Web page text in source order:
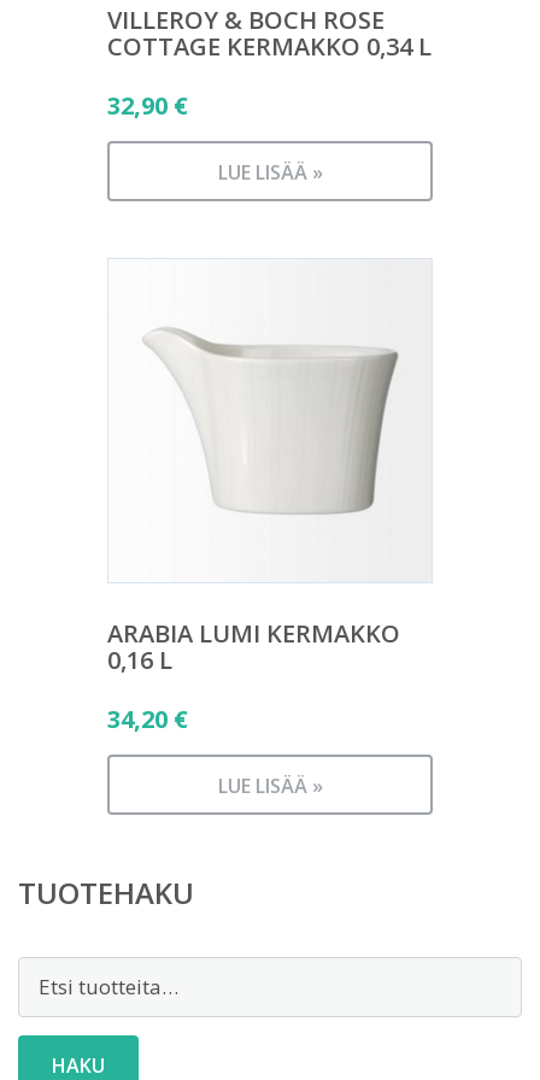
VILLEROY & BOCH ROSE
COTTAGE KERMAKKO 0,34 L
32,90 €
LUE LISÄÄ »
ARABIA LUMI KERMAKKO
0,16 L
34,20 €
LUE LISÄÄ »
TUOTEHAKU
Etsi:
HAKU